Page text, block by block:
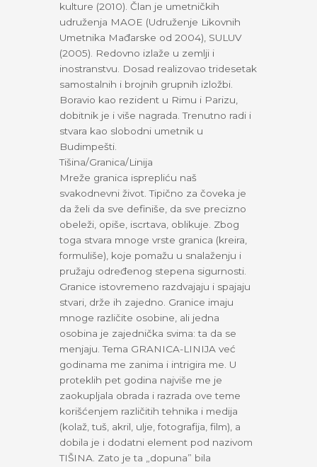
kulture (2010). Član je umetničkih
udruženja MAOE (Udruženje Likovnih
Umetnika Mađarske od 2004), SULUV
(2005). Redovno izlaže u zemlji i
inostranstvu. Dosad realizovao tridesetak
samostalnih i brojnih grupnih izložbi.
Boravio kao rezident u Rimu i Parizu,
dobitnik je i više nagrada. Trenutno radi i
stvara kao slobodni umetnik u
Budimpešti.
Tišina/Granica/Linija
Mreže granica isprepliću naš
svakodnevni život. Tipično za čoveka je
da želi da sve definiše, da sve precizno
obeleži, opiše, iscrtava, oblikuje. Zbog
toga stvara mnoge vrste granica (kreira,
formuliše), koje pomažu u snalaženju i
pružaju određenog stepena sigurnosti.
Granice istovremeno razdvajaju i spajaju
stvari, drže ih zajedno. Granice imaju
mnoge različite osobine, ali jedna
osobina je zajednička svima: ta da se
menjaju. Tema GRANICA-LINIJA već
godinama me zanima i intrigira me. U
proteklih pet godina najviše me je
zaokupljala obrada i razrada ove teme
korišćenjem različitih tehnika i medija
(kolaž, tuš, akril, ulje, fotografija, film), a
dobila je i dodatni element pod nazivom
TIŠINA. Zato je ta „dopuna” bila